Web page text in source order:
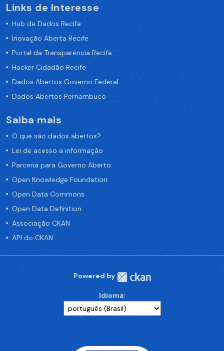
Links de Interesse
Hub de Dados Recife
Inovação Aberta Recife
Portal da Transparência Recife
Hacker Cidadão Recife
Dados Abertos Governo Federal
Dados Abertos Pernambuco
Saiba mais
O que são dados abertos?
Lei de acesso a informação
Parceria para Governo Aberto
Open Knowledge Foundation
Open Data Commons
Open Data Definition
Associação CKAN
API do CKAN
Powered by
Idioma